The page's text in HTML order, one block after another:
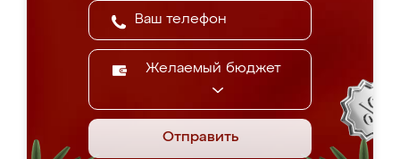
Желаемый бюджет
Отправить